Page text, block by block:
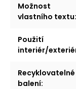
Možnost
vlastního textu:
Použití
interiér/
Recyklovatelné
balení: